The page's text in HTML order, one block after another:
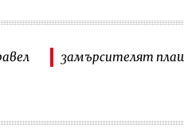
замърсителят